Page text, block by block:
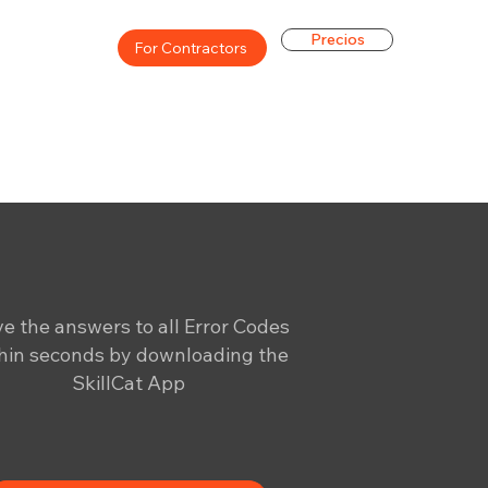
For Contractors Precios
the answers to all Error Codes
seconds by downloading the
SkillCat App